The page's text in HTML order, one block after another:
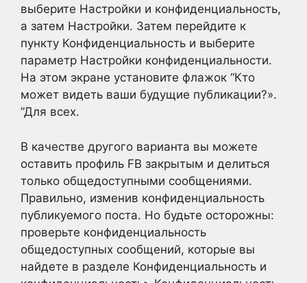
выберите Настройки и конфиденциальность,
а затем Настройки. Затем перейдите к
пункту Конфиденциальность и выберите
параметр Настройки конфиденциальности.
На этом экране установите флажок “Кто
может видеть ваши будущие публикации?».
”Для всех.
В качестве другого варианта вы можете
оставить профиль FB закрытым и делиться
только общедоступными сообщениями.
Правильно, изменив конфиденциальность
публикуемого поста. Но будьте осторожны:
проверьте конфиденциальность
общедоступных сообщений, которые вы
найдете в разделе Конфиденциальность и